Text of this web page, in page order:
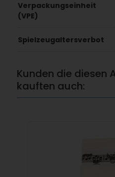
Verpackungseinheit
(VPE)
Spielzeugaltersverbot
Kunden die diesen
kauften auch: